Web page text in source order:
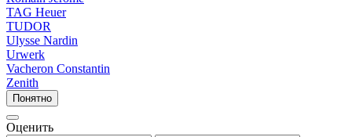
TAG Heuer
TUDOR
Ulysse Nardin
Urwerk
Vacheron Constantin
Zenith
Понятно
Оценить